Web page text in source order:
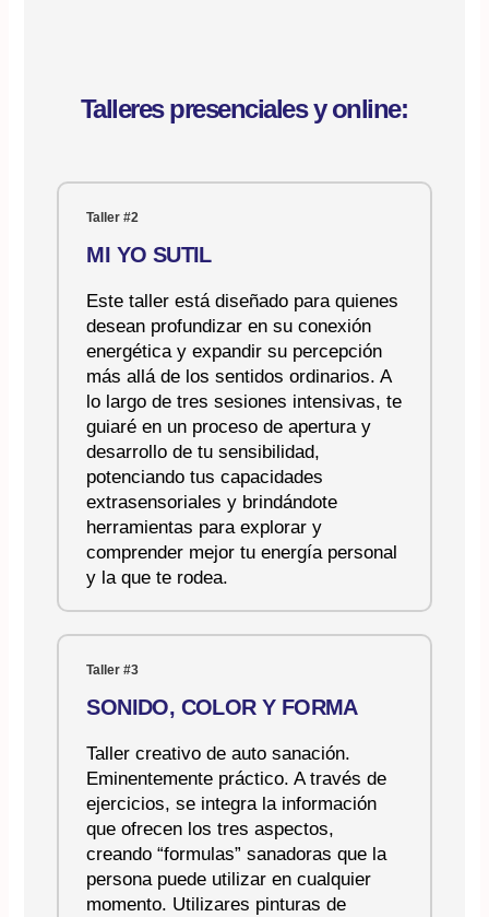
Talleres presenciales y online:
Taller #2
MI YO SUTIL
Este taller está diseñado para quienes
desean profundizar en su conexión
energética y expandir su percepción
más allá de los sentidos ordinarios. A
lo largo de tres sesiones intensivas, te
guiaré en un proceso de apertura y
desarrollo de tu sensibilidad,
potenciando tus capacidades
extrasensoriales y brindándote
herramientas para explorar y
comprender mejor tu energía personal
y la que te rodea.
Taller #3
SONIDO, COLOR Y FORMA
Taller creativo de auto sanación.
Eminentemente práctico. A través de
ejercicios, se integra la información
que ofrecen los tres aspectos,
creando “formulas” sanadoras que la
persona puede utilizar en cualquier
momento. Utilizares pinturas de